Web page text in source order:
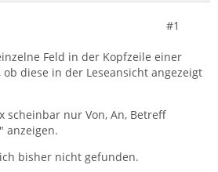
#1
Feld in der Kopfzeile einer
diese in der Leseansicht angezeigt
scheinbar nur Von, An, Betreff
anzeigen.
bisher nicht gefunden.